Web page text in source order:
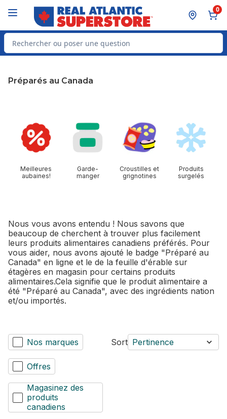
0
Rechercher des produits
Préparés au Canada
Meilleures
aubaines!
Garde-
manger
Croustilles et
grignotines
Produits
surgelés
Nous vous avons entendu ! Nous savons que
beaucoup de cherchent à trouver plus facilement
leurs produits alimentaires canadiens préférés. Pour
vous aider, nous avons ajouté le badge "Préparé au
Canada" en ligne et le de la feuille d'érable sur
étagères en magasin pour certains produits
alimentaires.Cela signifie que le produit alimentaire a
été "Préparé au Canada", avec des ingrédients nation
et/ou importés.
Nos marques
Offres
Magasinez des
produits
canadiens
Sort Pertinence